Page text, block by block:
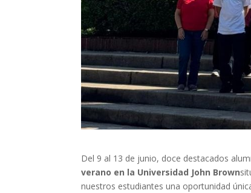
Del 9 al 13 de junio, doce destacados
verano en la Universidad John Brown
nuestros estudiantes una oportunidad